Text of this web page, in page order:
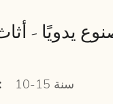
يدويًا -
عمر افتراضي مفيد:
10-15 سنة